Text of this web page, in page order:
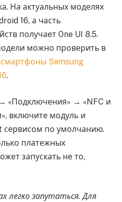
На актуальных моделях
16, а часть
получает One UI 8.5.
можно проверить в
смартфоны Samsung
.
«Подключения» → «NFC и
включите модуль и
сервисом по умолчанию.
платежных
запускать не то,
легко запутаться. Для